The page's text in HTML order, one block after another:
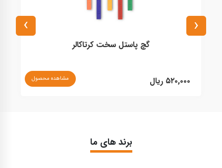
گچ پاستل سخت کرتاکالر
۵۲۰,۰۰۰ ریال مشاهده محصول
‹
›
برند های ما